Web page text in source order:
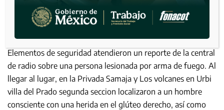
Elementos de seguridad atendieron un reporte de la central
de radio sobre una persona lesionada por arma de fuego. Al
llegar al lugar, en la Privada Samaja y Los volcanes en Urbi
villa del Prado segunda seccion localizaron a un hombre
consciente con una herida en el glúteo derecho, así como